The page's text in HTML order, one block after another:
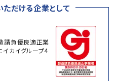
ただける企業として
請負優良適正業
イカイグループ4